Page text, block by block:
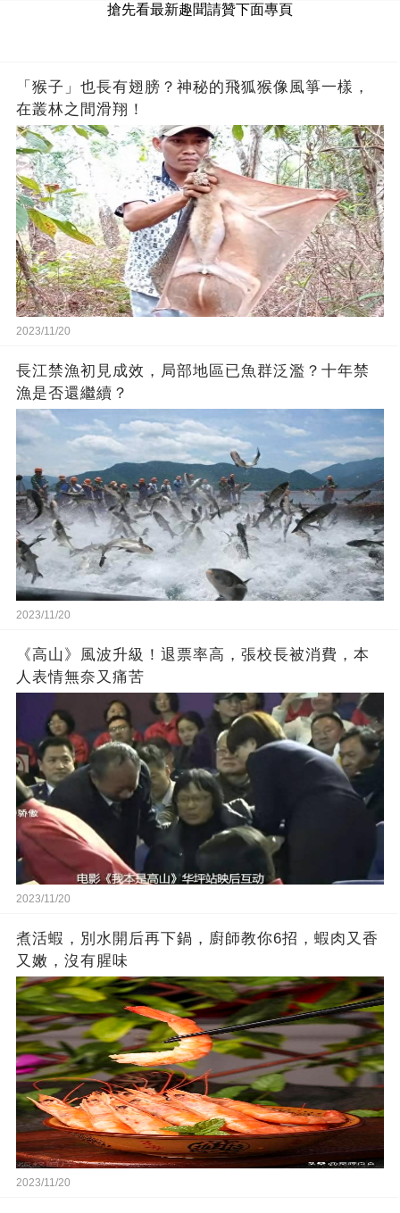
搶先看最新趣聞請贊下面專頁
「猴子」也長有翅膀？神秘的飛狐猴像風箏一樣，
在叢林之間滑翔！
2023/11/20
長江禁漁初見成效，局部地區已魚群泛濫？十年禁
漁是否還繼續？
2023/11/20
《高山》風波升級！退票率高，張校長被消費，本
人表情無奈又痛苦
2023/11/20
煮活蝦，別水開后再下鍋，廚師教你6招，蝦肉又香
又嫩，沒有腥味
2023/11/20